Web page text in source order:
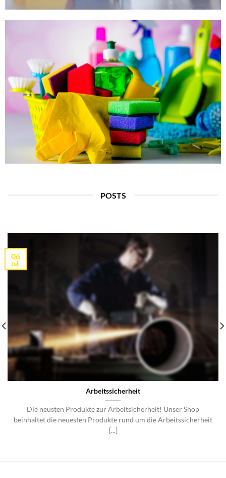
POSTS
Arbeitssicherheit
Die neusten Produkte zur Arbeitsicherheit! Unser Shop
beinhaltet die neuesten Produkte rund um die Arbeitssicherheit
[...]
06
Juli